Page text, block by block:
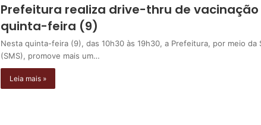
Prefeitura realiza drive-thru de
quinta-feira (9)
Nesta quinta-feira (9), das 10h30 às 19h30, a Prefeitura, por meio da
(SMS), promove mais um…
Leia mais »